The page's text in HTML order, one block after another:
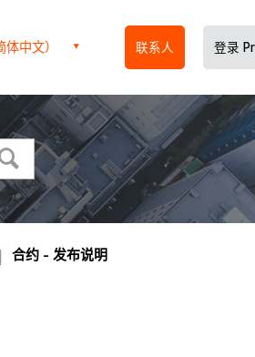
中文） 联系人 登录
合约 - 发布说明